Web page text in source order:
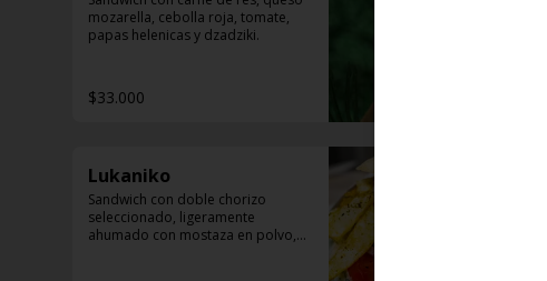
mozarella, cebolla roja, tomate,
papas helenicas y dzadziki.
$33.000
Lukaniko
Sandwich con doble chorizo
seleccionado, ligeramente
ahumado con mostaza en polvo,